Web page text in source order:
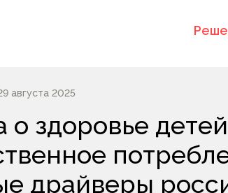
августа 2025
о здоровье
драйверы